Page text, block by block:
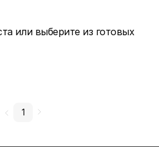
или выберите из готовых
1